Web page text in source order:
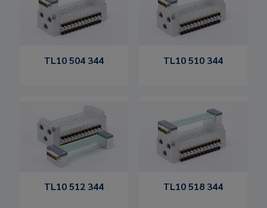
TL10 504 344 TL10 510 344
TL10 512 344 TL10 518 344